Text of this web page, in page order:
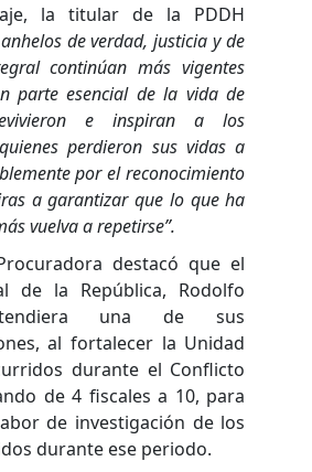
la titular de la PDDH
anhelos de verdad, justicia y de
continúan más vigentes
parte esencial de la vida de
e inspiran a los
perdieron sus vidas a
por el reconocimiento
a garantizar que lo que ha
vuelva a repetirse”.
destacó que el
de la República, Rodolfo
una de sus
al fortalecer la Unidad
durante el Conflicto
de 4 fiscales a 10, para
de investigación de los
durante ese periodo.